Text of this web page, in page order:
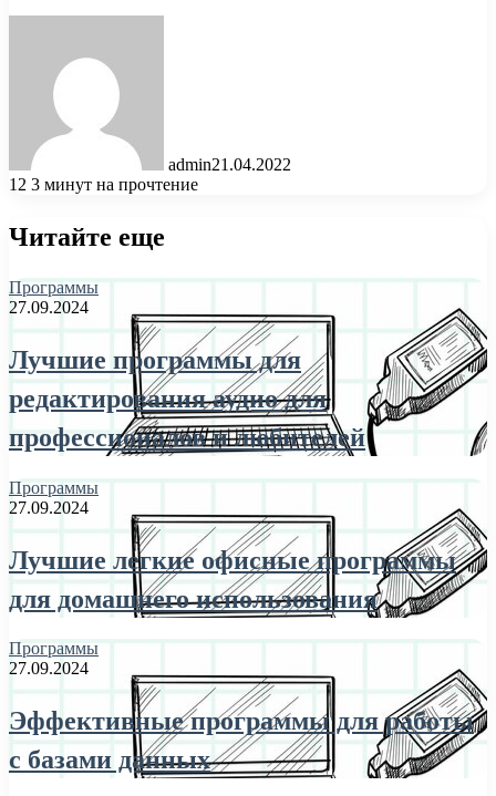
admin21.04.2022
12 3 минут на прочтение
Читайте еще
Программы
27.09.2024
Лучшие программы для
редактирования аудио для
профессионалов и любителей
Программы
27.09.2024
Лучшие легкие офисные программы
для домашнего использования
Программы
27.09.2024
Эффективные программы для работы
с базами данных